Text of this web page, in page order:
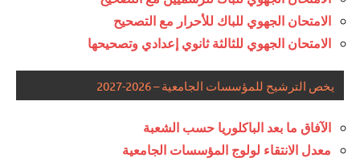
الامتحان الجهوي للباك للأحرار مع التصحيح
الامتحان الجهوي للثالثة ثانوي إعدادي وتصحيحها
يخص الترشيح للمؤسسات الجامعية – 2026-2027
الآفاق ما بعد الباكلوريا حسب الشعبة
معدل الانتقاء لولوج المؤسسات الجامعية